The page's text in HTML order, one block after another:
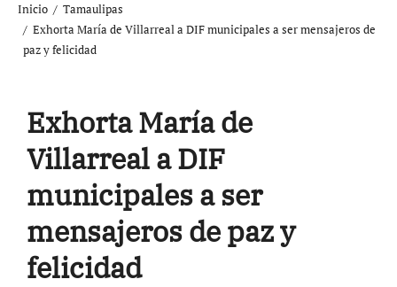
Inicio
Tamaulipas
Exhorta María de Villarreal a DIF municipales a ser mensajeros de
paz y felicidad
Exhorta María de
Villarreal a DIF
municipales a ser
mensajeros de paz y
felicidad